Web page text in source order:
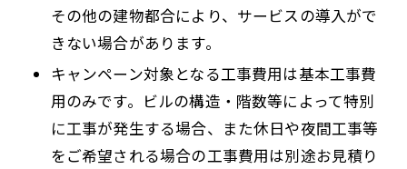
その他の建物都合により、サービスの導入がで
きない場合があります。
キャンペーン対象となる工事費用は基本工事費
用のみです。ビルの構造・階数等によって特別
に工事が発生する場合、また休日や夜間工事等
をご希望される場合の工事費用は別途お見積り